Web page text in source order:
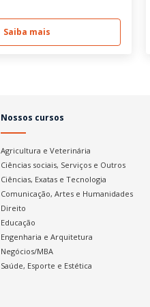
Saiba mais
Nossos cursos
Agricultura e Veterinária
Ciências sociais, Serviços e Outros
Ciências, Exatas e Tecnologia
Comunicação, Artes e Humanidades
Direito
Educação
Engenharia e Arquitetura
Negócios/MBA
Saúde, Esporte e Estética